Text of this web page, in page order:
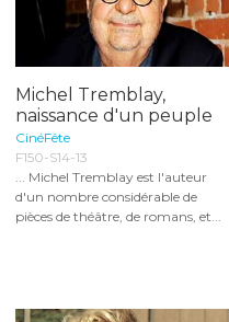
Michel Tremblay,
naissance d'un peuple
CinéFête
F150-S14-13
... Michel Tremblay est l'auteur
d'un nombre considérable de
pièces de théâtre, de romans, et...